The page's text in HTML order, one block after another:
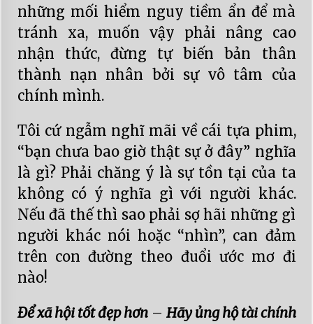
những mối hiểm nguy tiềm ẩn để mà
tránh xa, muốn vậy phải nâng cao
nhận thức, đừng tự biến bản thân
thành nạn nhân bởi sự vô tâm của
chính mình.
Tôi cứ ngẫm nghĩ mãi về cái tựa phim,
“bạn chưa bao giờ thật sự ở đây” nghĩa
là gì? Phải chăng ý là sự tồn tại của ta
không có ý nghĩa gì với người khác.
Nếu đã thế thì sao phải sợ hãi những gì
người khác nói hoặc “nhìn”, can đảm
trên con đường theo đuổi ước mơ đi
nào!
Để xã hội tốt đẹp hơn– Hãy ủng hộ tài chính